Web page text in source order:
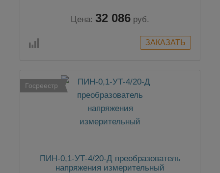
Цена: 32 086 руб.
Госреестр
ПИН-0,1-УТ-4/20-Д преобразователь
напряжения измерительный